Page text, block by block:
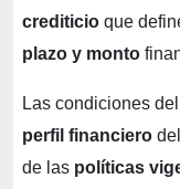
crediticio que
plazo y monto
Las condiciones
perfil financiero
de las políticas